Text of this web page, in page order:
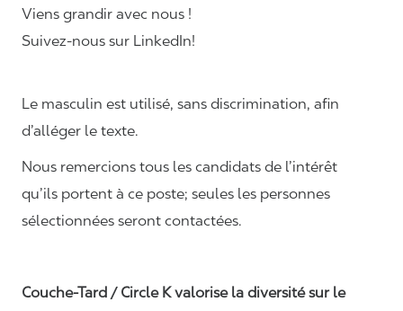
Viens grandir avec nous !
Suivez-nous sur LinkedIn!
Le masculin est utilisé, sans discrimination, afin
d’alléger le texte.
Nous remercions tous les candidats de l’intérêt
qu’ils portent à ce poste; seules les personnes
sélectionnées seront contactées.
Couche-Tard / Circle K valorise la diversité sur le